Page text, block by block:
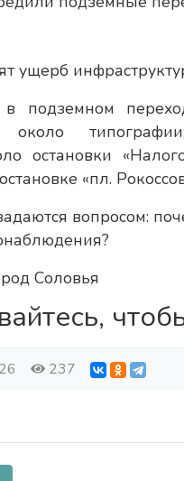
ущерб
в подземном
около
остановки
«пл.
вопросом:
Соловья
237